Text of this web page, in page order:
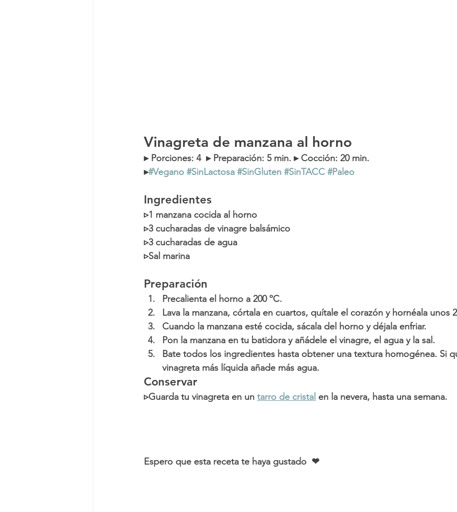
Vinagreta de manzana al horno
▸ Porciones: 4  ▸ Preparación: 5 min. ▸ Cocción: 20 min.
▸#Vegano #SinLactosa #SinGluten #SinTACC #Paleo
Ingredientes
▹1 manzana cocida al horno
▹3 cucharadas de vinagre balsámico
▹3 cucharadas de agua
▹Sal marina
Preparación
Precalienta el horno a 200 ºC.
Lava la manzana, córtala en cuartos, quítale el corazón y hornéala unos
Cuando la manzana esté cocida, sácala del horno y déjala enfriar.
Pon la manzana en tu batidora y añádele el vinagre, el agua y la sal.
Bate todos los ingredientes hasta obtener una textura homogénea. Si
vinagreta más líquida añade más agua.
Conservar
▹Guarda tu vinagreta en un tarro de cristal en la nevera, hasta una semana.
Espero que esta receta te haya gustado  ❤